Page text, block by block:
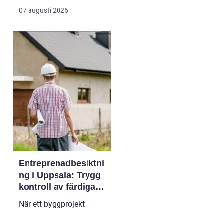
processen enkel. För
många bilägare handlar
saker: trygg
avregistrering, rimlig
ersättning och omtanke
om miljön. I
Stockholmsområdet
finns flera alternativ...
07 augusti 2026
Entreprenadbesiktni
ng i Uppsala: Trygg
kontroll av färdiga
byggprojekt
När ett byggprojekt